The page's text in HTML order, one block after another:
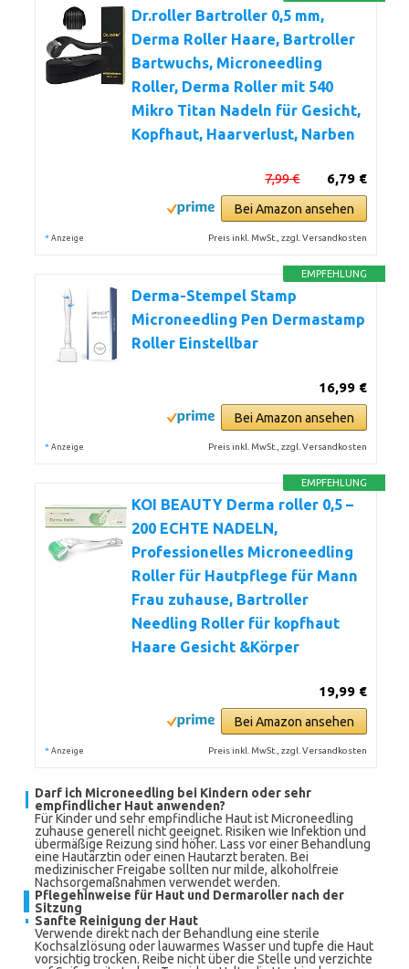
Dr.roller Bartroller 0,5 mm,
Derma Roller Haare, Bartroller
Bartwuchs, Microneedling
Roller, Derma Roller mit 540
Mikro Titan Nadeln für Gesicht,
Kopfhaut, Haarverlust, Narben
6,79 €
7,99 €
Bei Amazon ansehen
* Anzeige Preis inkl. MwSt., zzgl. Versandkosten
EMPFEHLUNG
Derma-Stempel Stamp
Microneedling Pen Dermastamp
Roller Einstellbar
16,99 €
Bei Amazon ansehen
* Anzeige Preis inkl. MwSt., zzgl. Versandkosten
EMPFEHLUNG
KOI BEAUTY Derma roller 0,5 –
200 ECHTE NADELN,
Professionelles Microneedling
Roller für Hautpflege für Mann
Frau zuhause, Bartroller
Needling Roller für kopfhaut
Haare Gesicht &Körper
19,99 €
Bei Amazon ansehen
* Anzeige Preis inkl. MwSt., zzgl. Versandkosten
Darf ich Microneedling bei Kindern oder sehr
empfindlicher Haut anwenden?
Für Kinder und sehr empfindliche Haut ist Microneedling
zuhause generell nicht geeignet. Risiken wie Infektion und
übermäßige Reizung sind höher. Lass vor einer Behandlung
eine Hautärztin oder einen Hautarzt beraten. Bei
medizinischer Freigabe sollten nur milde, alkoholfreie
Nachsorgemaßnahmen verwendet werden.
Pflegehinweise für Haut und Dermaroller nach der
Sitzung
Sanfte Reinigung der Haut
Verwende direkt nach der Behandlung eine sterile
Kochsalzlösung oder lauwarmes Wasser und tupfe die Haut
vorsichtig trocken. Reibe nicht über die Stelle und verzichte